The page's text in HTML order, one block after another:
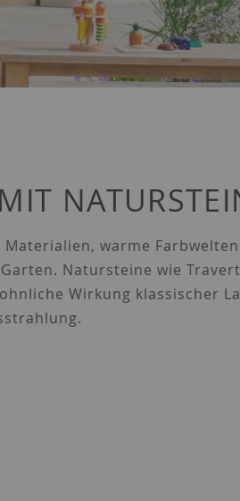
warme
Garten. Natursteine wie
Wirkung klassischer